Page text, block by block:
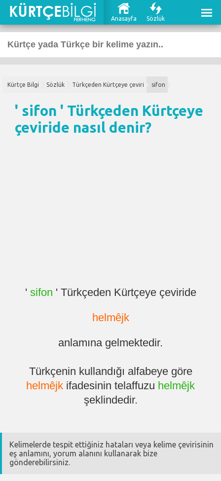
Anasayfa Sözlük
Kürtçe Bilgi Sözlük Türkçeden Kürtçeye çeviri sifon
' sifon ' Türkçeden Kürtçeye
çeviride nasıl denir?
' sifon ' Türkçeden Kürtçeye çeviride
helmêjk
anlamına gelmektedir.
Türkçenin kullandığı alfabeye göre
helmêjk ifadesinin telaffuzu helmêjk
şeklindedir.
Kelimelerde tespit ettiğiniz hataları veya kelime çevirisinin
eş anlamını, yorum alanını kullanarak bize
gönderebilirsiniz.